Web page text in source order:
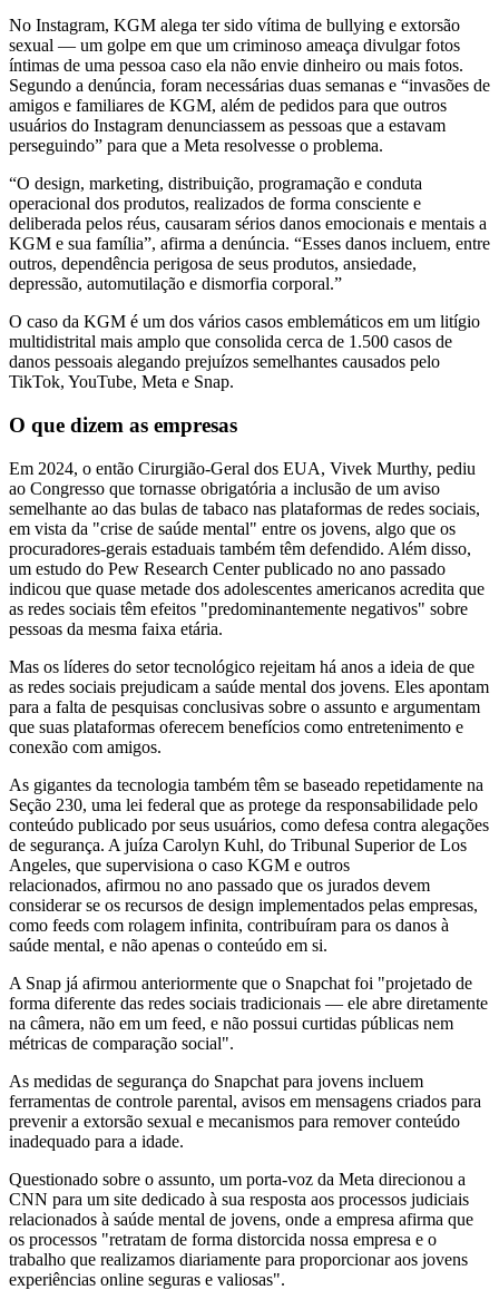
No Instagram, KGM alega ter sido vítima de bullying e extorsão
sexual — um golpe em que um criminoso ameaça divulgar fotos
íntimas de uma pessoa caso ela não envie dinheiro ou mais fotos.
Segundo a denúncia, foram necessárias duas semanas e “invasões de
amigos e familiares de KGM, além de pedidos para que outros
usuários do Instagram denunciassem as pessoas que a estavam
perseguindo” para que a Meta resolvesse o problema.
“O design, marketing, distribuição, programação e conduta
operacional dos produtos, realizados de forma consciente e
deliberada pelos réus, causaram sérios danos emocionais e mentais a
KGM e sua família”, afirma a denúncia. “Esses danos incluem, entre
outros, dependência perigosa de seus produtos, ansiedade,
depressão, automutilação e dismorfia corporal.”
O caso da KGM é um dos vários casos emblemáticos em um litígio
multidistrital mais amplo que consolida cerca de 1.500 casos de
danos pessoais alegando prejuízos semelhantes causados ​​pelo
TikTok, YouTube, Meta e Snap.
O que dizem as empresas
Em 2024, o então Cirurgião-Geral dos EUA, Vivek Murthy, pediu
ao Congresso que tornasse obrigatória a inclusão de um aviso
semelhante ao das bulas de tabaco nas plataformas de redes sociais,
em vista da "crise de saúde mental" entre os jovens, algo que os
procuradores-gerais estaduais também têm defendido. Além disso,
um estudo do Pew Research Center publicado no ano passado
indicou que quase metade dos adolescentes americanos acredita que
as redes sociais têm efeitos "predominantemente negativos" sobre
pessoas da mesma faixa etária.
Mas os líderes do setor tecnológico rejeitam há anos a ideia de que
as redes sociais prejudicam a saúde mental dos jovens. Eles apontam
para a falta de pesquisas conclusivas sobre o assunto e argumentam
que suas plataformas oferecem benefícios como entretenimento e
conexão com amigos.
As gigantes da tecnologia também têm se baseado repetidamente na
Seção 230, uma lei federal que as protege da responsabilidade pelo
conteúdo publicado por seus usuários, como defesa contra alegações
de segurança. A juíza Carolyn Kuhl, do Tribunal Superior de Los
Angeles, que supervisiona o caso KGM e outros
relacionados, afirmou no ano passado que os jurados devem
considerar se os recursos de design implementados pelas empresas,
como feeds com rolagem infinita, contribuíram para os danos à
saúde mental, e não apenas o conteúdo em si.
A Snap já afirmou anteriormente que o Snapchat foi "projetado de
forma diferente das redes sociais tradicionais — ele abre diretamente
na câmera, não em um feed, e não possui curtidas públicas nem
métricas de comparação social".
As medidas de segurança do Snapchat para jovens incluem
ferramentas de controle parental, avisos em mensagens criados para
prevenir a extorsão sexual e mecanismos para remover conteúdo
inadequado para a idade.
Questionado sobre o assunto, um porta-voz da Meta direcionou a
CNN para um site dedicado à sua resposta aos processos judiciais
relacionados à saúde mental de jovens, onde a empresa afirma que
os processos "retratam de forma distorcida nossa empresa e o
trabalho que realizamos diariamente para proporcionar aos jovens
experiências online seguras e valiosas".